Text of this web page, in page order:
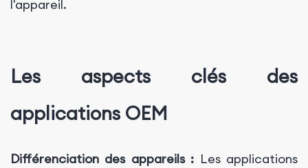
l'appareil.
Les aspects clés des
applications OEM
Différenciation des appareils : Les applications